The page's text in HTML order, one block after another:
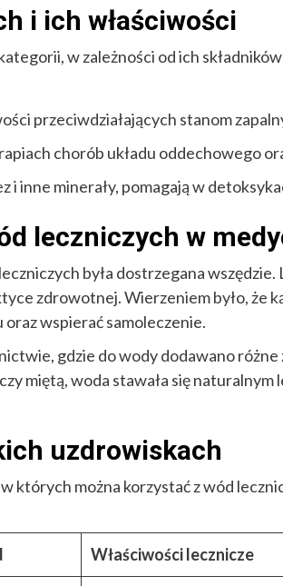
i ich właściwości
w zależności od ich
przeciwdziałających stanom
chorób układu oddechowego
i inne minerały, pomagają w
leczniczych w
była dostrzegana
zdrowotnej. Wierzeniem było, że
wspierać samoleczenie.
gdzie do wody dodawano różne
miętą, woda stawała się
uzdrowiskach
których można korzystać z wód
Właściwości lecznicze